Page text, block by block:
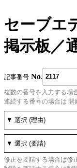
セーブエ
掲示板／
記事番号 No
複数の番号を入力する場
連続する番号の場合は
修正を要請する場合は修